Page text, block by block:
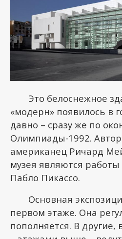
Это белоснежное
«модерн» появилось в
давно – сразу же по
Олимпиады-1992. Автор
американец Ричард
музея являются
Пабло Пикассо.
Основная
первом этаже. Она
пополняется. В